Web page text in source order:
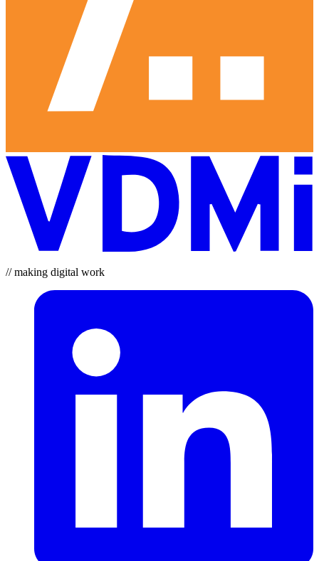
// making digital work